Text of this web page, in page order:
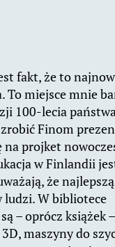
fakt, że to
To miejsce mnie
100-lecia
Finom
na projket
w Finlandii
że
ludzi. W bibliotece
– oprócz książek
maszyny do